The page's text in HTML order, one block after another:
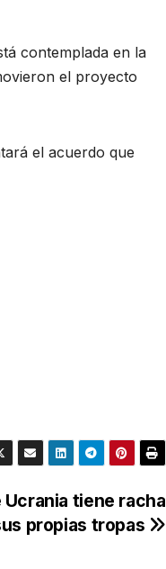
contemplada en la
el proyecto
el acuerdo que
tiene racha
propias tropas